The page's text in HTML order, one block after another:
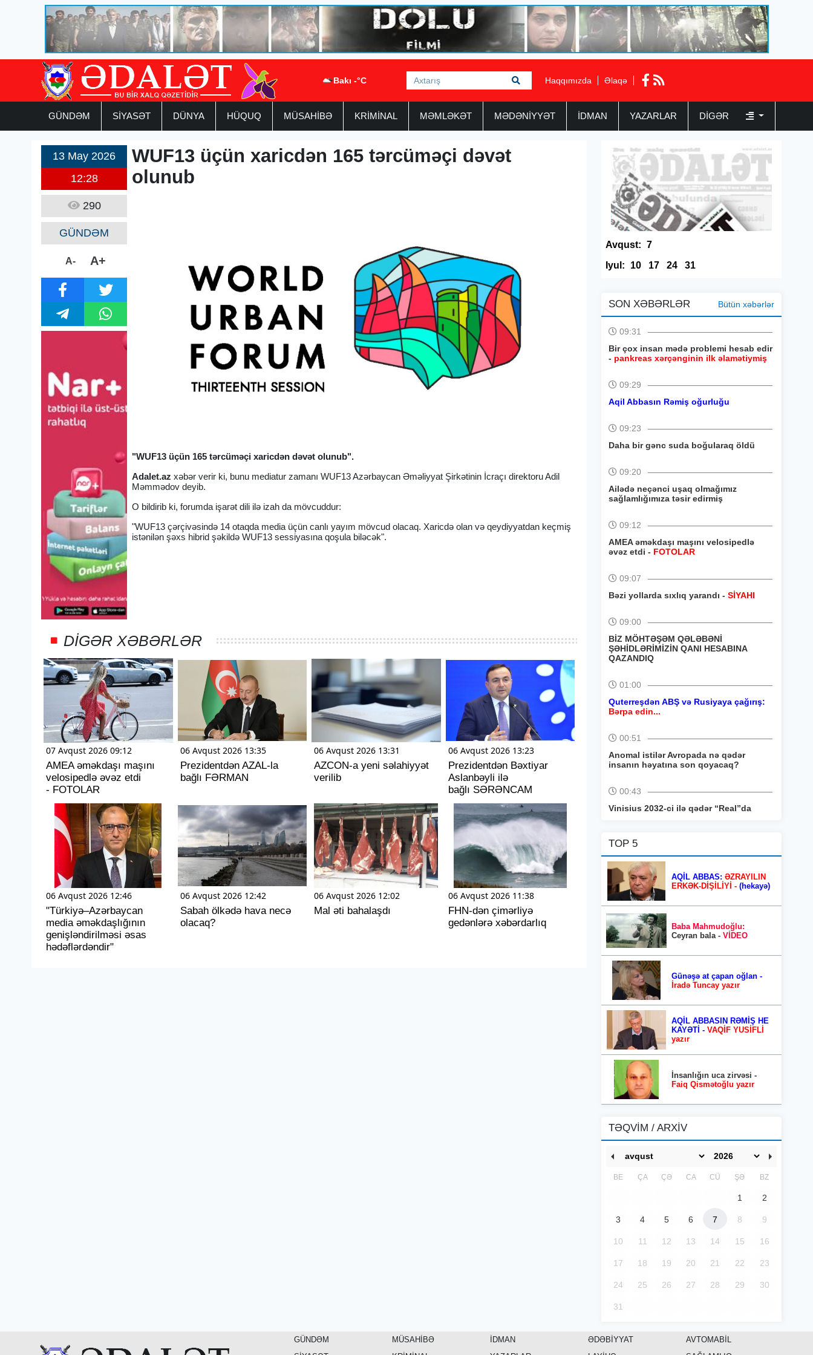
Bakı -°C Haqqımızda Əlaqə
GÜNDƏM SİYASƏT DÜNYA HÜQUQ MÜSAHİBƏ KRİMİNAL MƏMLƏKƏT MƏDƏNİYYƏT İDMAN YAZARLAR DIGƏR
13 May 2026
12:28
290
GÜNDƏM
A- A+
WUF13 üçün xaricdən 165 tərcüməçi dəvət
olunub
"WUF13 üçün 165 tərcüməçi xaricdən dəvət olunub".
Adalet.azxəbər verir ki, bunu mediatur zamanı WUF13 Azərbaycan Əməliyyat Şirkətinin İcraçı direktoru Adil
Məmmədov deyib.
O bildirib ki, forumda işarət dili ilə izah da mövcuddur:
"WUF13 çərçivəsində 14 otaqda media üçün canlı yayım mövcud olacaq. Xaricdə olan və qeydiyyatdan keçmiş
istənilən şəxs hibrid şəkildə WUF13 sessiyasına qoşula biləcək".
DIGƏR XƏBƏRLƏR
07 Avqust 2026 09:12
AMEA əməkdaşı maşını
velosipedlə əvəz etdi
- FOTOLAR
06 Avqust 2026 13:35
Prezidentdən AZAL-la
bağlı FƏRMAN
06 Avqust 2026 13:31
AZCON-a yeni səlahiyyət
verilib
06 Avqust 2026 13:23
Prezidentdən Bəxtiyar
Aslanbəyli ilə
bağlı SƏRƏNCAM
06 Avqust 2026 12:46
"Türkiyə–Azərbaycan
media əməkdaşlığının
genişləndirilməsi əsas
hədəflərdəndir"
06 Avqust 2026 12:42
Sabah ölkədə hava necə
olacaq?
06 Avqust 2026 12:02
Mal əti bahalaşdı
06 Avqust 2026 11:38
FHN-dən çimərliyə
gedənlərə xəbərdarlıq
Avqust: 7
Iyul:
10 17 24 31
SON XƏBƏRLƏR Bütün xəbərlər
09:31
Bir çox insan mədə problemi hesab edir
- pankreas xərçənginin ilk əlamətiymiş
09:29
Aqil Abbasın Rəmiş oğurluğu
09:23
Daha bir gənc suda boğularaq öldü
09:20
Ailədə neçənci uşaq olmağımız
sağlamlığımıza təsir edirmiş
09:12
AMEA əməkdaşı maşını velosipedlə
əvəz etdi - FOTOLAR
09:07
Bəzi yollarda sıxlıq yarandı - SİYAHI
09:00
BİZ MÖHTƏŞƏM QƏLƏBƏNİ
ŞƏHİDLƏRİMİZİN QANI HESABINA
QAZANDIQ
01:00
Quterreşdən ABŞ və Rusiyaya çağırış:
Bərpa edin...
00:51
Anomal istilər Avropada nə qədər
insanın həyatına son qoyacaq?
00:43
Vinisius 2032-ci ilə qədər “Real”da
TOP 5
AQİL ABBAS: ƏZRAYILIN
ERKƏK-DİŞİLİYİ - (hekayə)
Baba Mahmudoğlu:
Ceyran bala - VİDEO
Günəşə at çapan oğlan -
İradə Tuncay yazır
AQİL ABBASIN RƏMİŞ HE
KAYƏTİ - VAQİF YUSİFLİ
yazır
İnsanlığın uca zirvəsi -
Faiq Qismətoğlu yazır
TƏQVİM / ARXİV
BE ÇA ÇƏ CA CÜ ŞƏ BZ
1 2
3 4 5 6 7 8 9
10 11 12 13 14 15 16
17 18 19 20 21 22 23
24 25 26 27 28 29 30
31
GÜNDƏM
MÜSAHİBƏ
İDMAN
ƏDƏBİYYAT
AVTOMABİL